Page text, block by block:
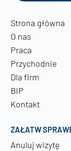
Strona główna
O nas
Praca
Przychodnie
Dla firm
BIP
Kontakt
ZAŁATW
Anuluj wizytę